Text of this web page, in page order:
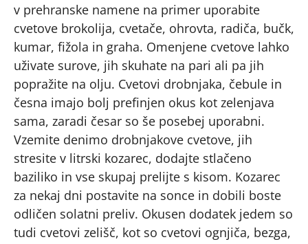
v prehranske namene na primer uporabite
cvetove brokolija, cvetače, ohrovta, radiča, bučk,
kumar, fižola in graha. Omenjene cvetove lahko
uživate surove, jih skuhate na pari ali pa jih
popražite na olju. Cvetovi drobnjaka, čebule in
česna imajo bolj prefinjen okus kot zelenjava
sama, zaradi česar so še posebej uporabni.
Vzemite denimo drobnjakove cvetove, jih
stresite v litrski kozarec, dodajte stlačeno
baziliko in vse skupaj prelijte s kisom. Kozarec
za nekaj dni postavite na sonce in dobili boste
odličen solatni preliv. Okusen dodatek jedem so
tudi cvetovi zelišč, kot so cvetovi ognjiča, bezga,